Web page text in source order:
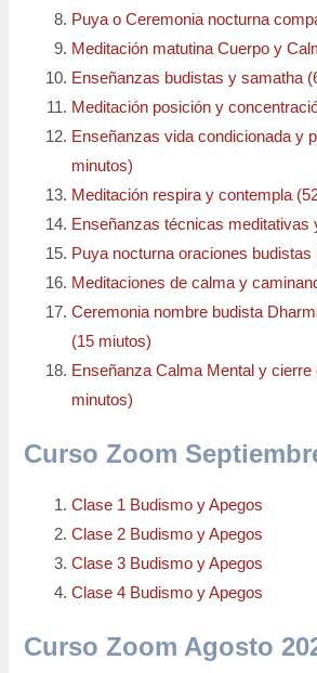
Puya o Ceremonia nocturna
Meditación matutina Cuerpo y
Enseñanzas budistas y samatha
Meditación posición y
Enseñanzas vida condicionada y
minutos)
Meditación respira y contempla
Enseñanzas técnicas meditativas
Puya nocturna oraciones budistas
Meditaciones de calma y
Ceremonia nombre budista
(15 miutos)
Enseñanza Calma Mental y cierre
minutos)
Curso Zoom
Clase 1 Budismo y Apegos
Clase 2 Budismo y Apegos
Clase 3 Budismo y Apegos
Clase 4 Budismo y Apegos
Curso Zoom Agosto